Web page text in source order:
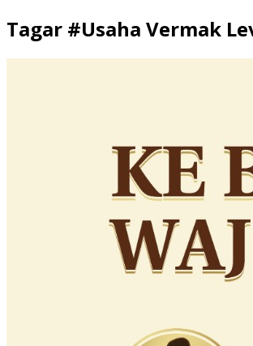
Tagar #Usaha Vermak